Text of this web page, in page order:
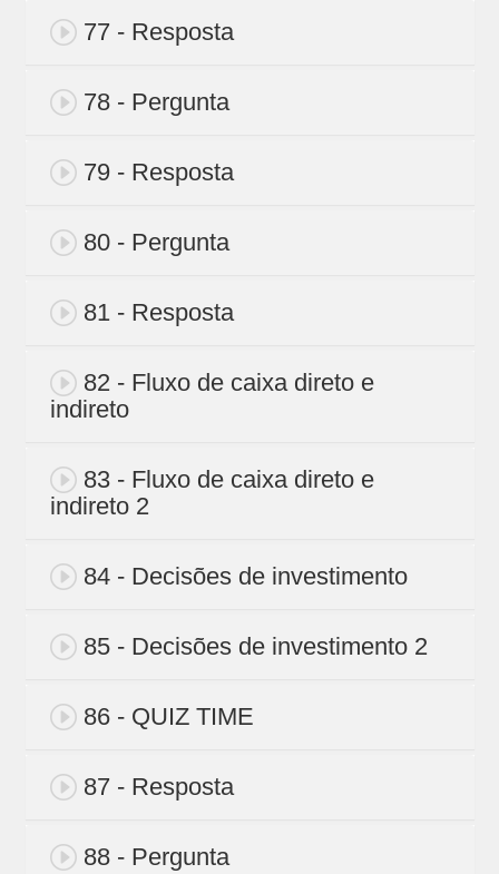
77 - Resposta
78 - Pergunta
79 - Resposta
80 - Pergunta
81 - Resposta
82 - Fluxo de caixa direto e
indireto
83 - Fluxo de caixa direto e
indireto 2
84 - Decisões de investimento
85 - Decisões de investimento 2
86 - QUIZ TIME
87 - Resposta
88 - Pergunta